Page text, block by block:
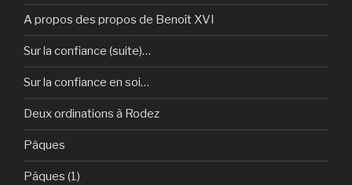
A propos des propos de Benoît XVI
Sur la confiance (suite)…
Sur la confiance en soi…
Deux ordinations à Rodez
Pâques
Pâques (1)